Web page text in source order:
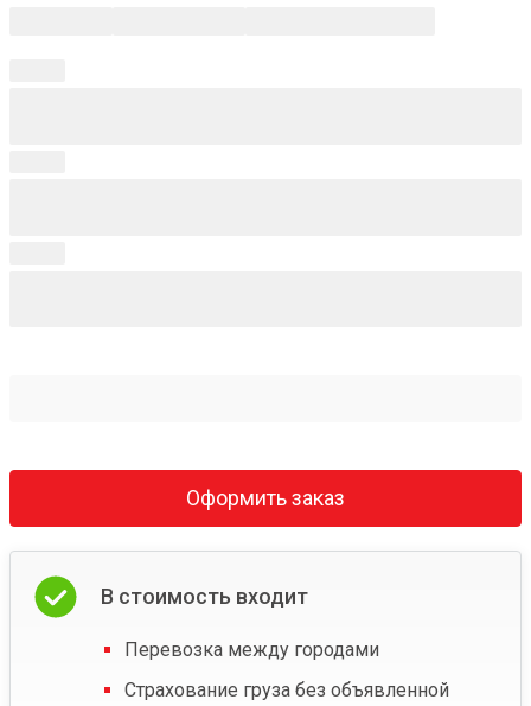
Оформить заказ
В стоимость входит
Перевозка между городами
Страхование груза без объявленной